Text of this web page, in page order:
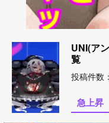
UNI(ア
覧
投稿件数
急上昇